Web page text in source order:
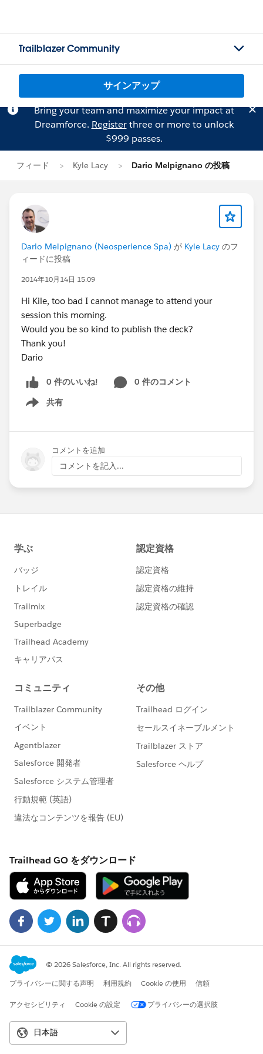
Trailblazer Community
サインアップ
Bring your team and maximize your impact at
Dreamforce. Registerthree or more to unlock
$999 passes.
フィード Kyle Lacy Dario Melpignano の投稿
Dario Melpignano (Neosperience Spa) が Kyle Lacy のフ
ィードに投稿
2014年10月14日 15:09
Hi Kile, too bad I cannot manage to attend your
session this morning.
Would you be so kind to publish the deck?
Thank you!
Dario
0 件のいいね!
0 件のコメント
共有
Show menu
コメントを追加
コメントを記入...